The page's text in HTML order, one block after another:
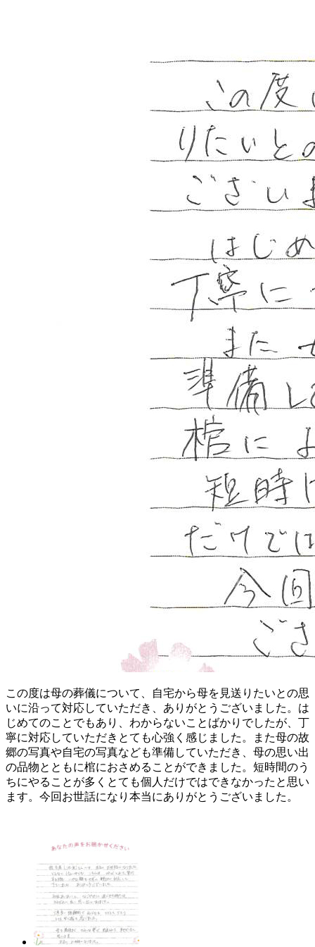
この度は母の葬儀について、自宅から母を見送りたいとの思
いに沿って対応していただき、ありがとうございました。は
じめてのことでもあり、わからないことばかりでしたが、丁
寧に対応していただきとても心強く感じました。また母の故
郷の写真や自宅の写真なども準備していただき、母の思い出
の品物とともに棺におさめることができました。短時間のう
ちにやることが多くとても個人だけではできなかったと思い
ます。今回お世話になり本当にありがとうございました。